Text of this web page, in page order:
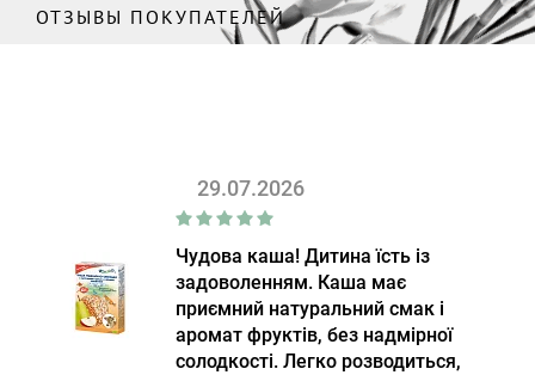
ОТЗЫВЫ ПОКУПАТЕЛЕЙ
29.07.2026
Чудова каша! Дитина їсть із
задоволенням. Каша має
приємний натуральний смак і
аромат фруктів, без надмірної
солодкості. Легко розводиться,